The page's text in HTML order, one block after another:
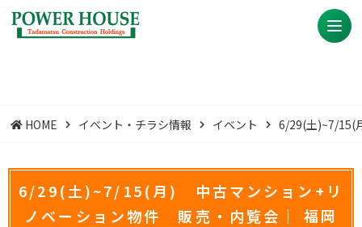
HOME イベント・チラシ情報 イベント 6/29(土)~7/15(
6/29(土)~7/15(月) 中古マンション+リ
ノベーション物件 販売・内覧会｜ 福岡